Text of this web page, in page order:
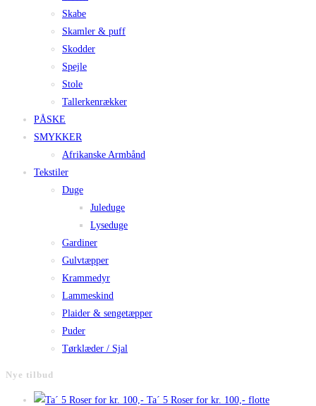
Skabe
Skamler & puff
Skodder
Spejle
Stole
Tallerkenrækker
PÅSKE
SMYKKER
Afrikanske Armbånd
Tekstiler
Duge
Juleduge
Lyseduge
Gardiner
Gulvtæpper
Krammedyr
Lammeskind
Plaider & sengetæpper
Puder
Tørklæder / Sjal
Nye tilbud
Ta´ 5 Roser for kr. 100,- flotte